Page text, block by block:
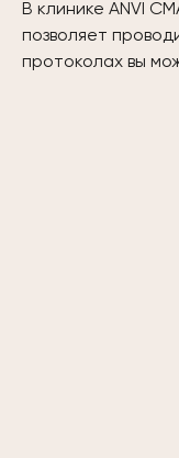
В клинике ANVI
позволяет
протоколах вы